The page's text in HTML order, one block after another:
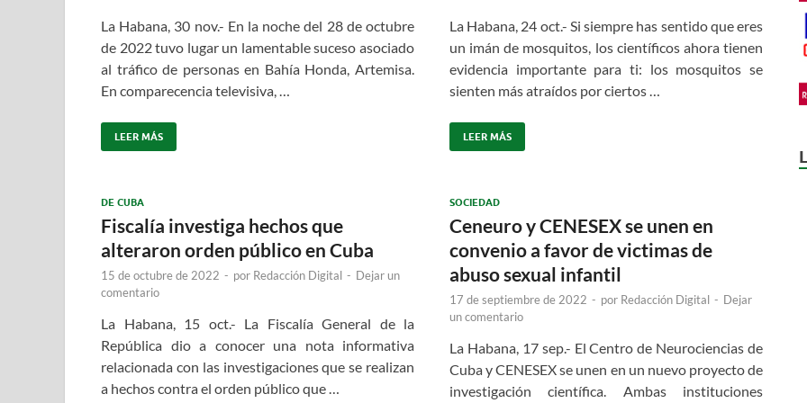
La Habana, 30 nov.- En la noche del 28 de octubre
de 2022 tuvo lugar un lamentable suceso asociado
al tráfico de personas en Bahía Honda, Artemisa.
En comparecencia televisiva, …
LEER MÁS
La Habana, 24 oct.- Si siempre has sentido que eres
un imán de mosquitos, los científicos ahora tienen
evidencia importante para ti: los mosquitos se
sienten más atraídos por ciertos …
LEER MÁS
DE CUBA
Fiscalía investiga hechos que
alteraron orden público en Cuba
15 de octubre de 2022 - por Redacción Digital - Dejar un
comentario
La Habana, 15 oct.- La Fiscalía General de la
República dio a conocer una nota informativa
relacionada con las investigaciones que se realizan
a hechos contra el orden público que …
SOCIEDAD
Ceneuro y CENESEX se unen en
convenio a favor de victimas de
abuso sexual infantil
17 de septiembre de 2022 - por Redacción Digital - Dejar
un comentario
La Habana, 17 sep.- El Centro de Neurociencias de
Cuba y CENESEX se unen en un nuevo proyecto de
investigación científica. Ambas instituciones